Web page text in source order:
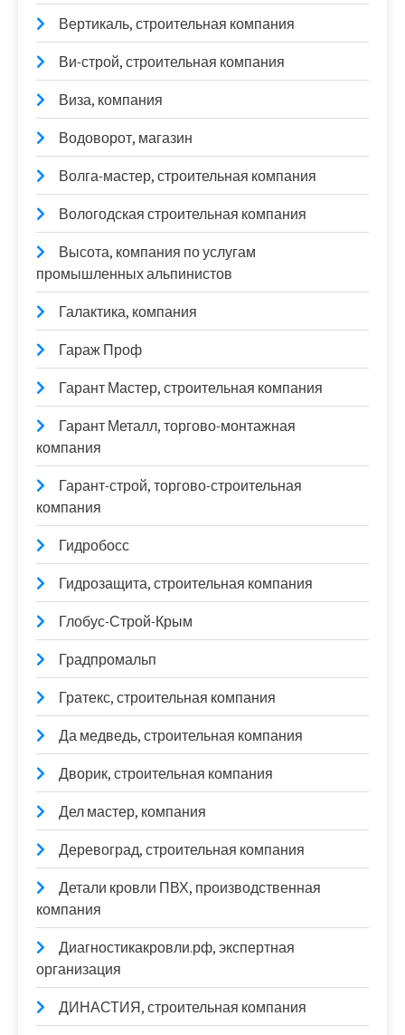
Вертикаль, строительная компания
Ви-строй, строительная компания
Виза, компания
Водоворот, магазин
Волга-мастер, строительная компания
Вологодская строительная компания
Высота, компания по услугам
промышленных альпинистов
Галактика, компания
Гараж Проф
Гарант Мастер, строительная компания
Гарант Металл, торгово-монтажная
компания
Гарант-строй, торгово-строительная
компания
Гидробосс
Гидрозащита, строительная компания
Глобус-Строй-Крым
Градпромальп
Гратекс, строительная компания
Да медведь, строительная компания
Дворик, строительная компания
Дел мастер, компания
Деревоград, строительная компания
Детали кровли ПВХ, производственная
компания
Диагностикакровли.рф, экспертная
организация
ДИНАСТИЯ, строительная компания